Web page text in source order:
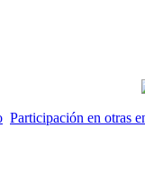
Participación en otras